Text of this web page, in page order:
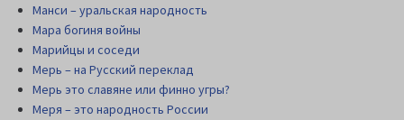
Манси – уральская народность
Мара богиня войны
Марийцы и соседи
Мерь – на Русский переклад
Мерь это славяне или финно угры?
Меря – это народность России